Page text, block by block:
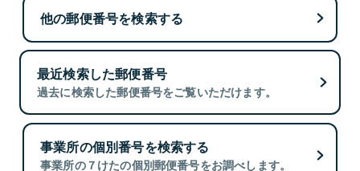
他の郵便番号を検索する
最近検索した郵便番号
過去に検索した郵便番号をご覧いただけます。
事業所の個別番号を検索する
事業所の７けたの個別郵便番号をお調べします。